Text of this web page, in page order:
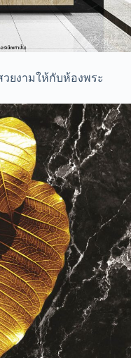
ยงามให้กับห้องพระ